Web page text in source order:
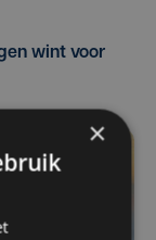
wint voor
×